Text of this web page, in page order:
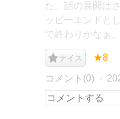
た。話の展開は
ッピーエンドと
で終わりかなぁ
ナイス ★8
コメント(0)